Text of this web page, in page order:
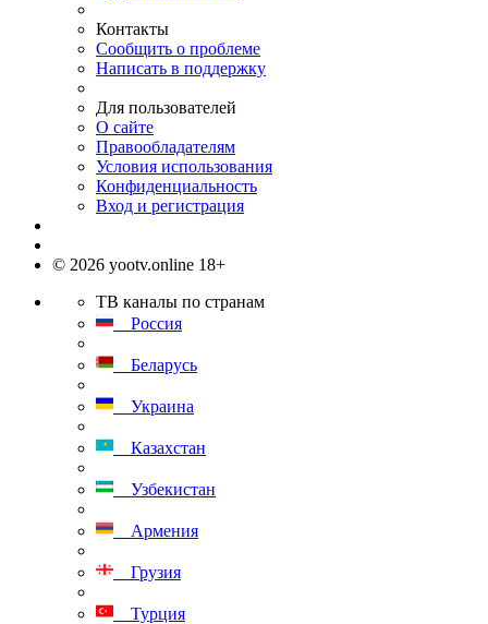
Контакты
Сообщить о проблеме
Написать в поддержку
Для пользователей
О сайте
Правообладателям
Условия использования
Конфиденциальность
Вход и регистрация
© 2026 yootv.online 18+
ТВ каналы по странам
Россия
Беларусь
Украина
Казахстан
Узбекистан
Армения
Грузия
Турция